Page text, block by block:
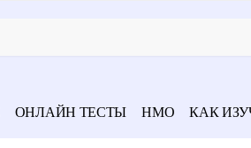
ОНЛАЙН ТЕСТЫ НМО КАК